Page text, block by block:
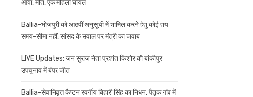
आया, मौत, एक महिला घायल
Ballia-भोजपुरी को आठवीं अनुसूची में शामिल करने हेतु कोई तय
समय-सीमा नहीं, सांसद के सवाल पर मंत्री का जवाब
LIVE Updates: जन सुराज नेता प्रशांत किशोर की बांकीपुर
उपचुनाव में बंपर जीत
Ballia-सेवानिवृत्त कैप्टन स्वर्गीय बिहारी सिंह का निधन, पैतृक गांव में